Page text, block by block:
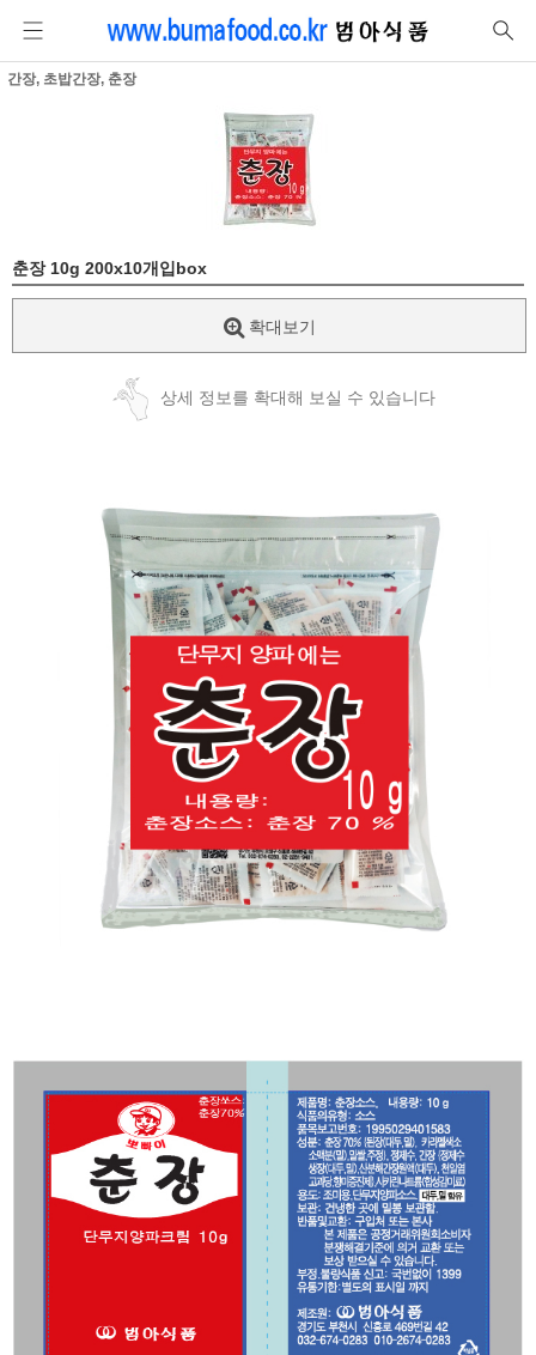
간장, 초밥간장, 춘장
춘장 10g 200x10개입box
확대보기
상세 정보를 확대해 보실 수 있습니다